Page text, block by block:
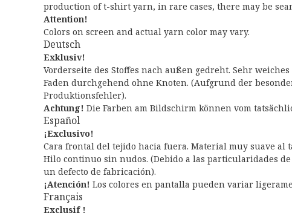
production of t-shirt yarn, in rare cases, there may be
Attention!
Colors on screen and actual yarn color may vary.
Deutsch
Exklusiv!
Vorderseite des Stoffes nach außen gedreht. Sehr
Faden durchgehend ohne Knoten. (Aufgrund der
Produktionsfehler).
Achtung! Die Farben am Bildschirm können vom
Español
¡Exclusivo!
Cara frontal del tejido hacia fuera. Material muy suave al
Hilo continuo sin nudos. (Debido a las particularidades
un defecto de fabricación).
¡Atención! Los colores en pantalla pueden variar
Français
Exclusif !